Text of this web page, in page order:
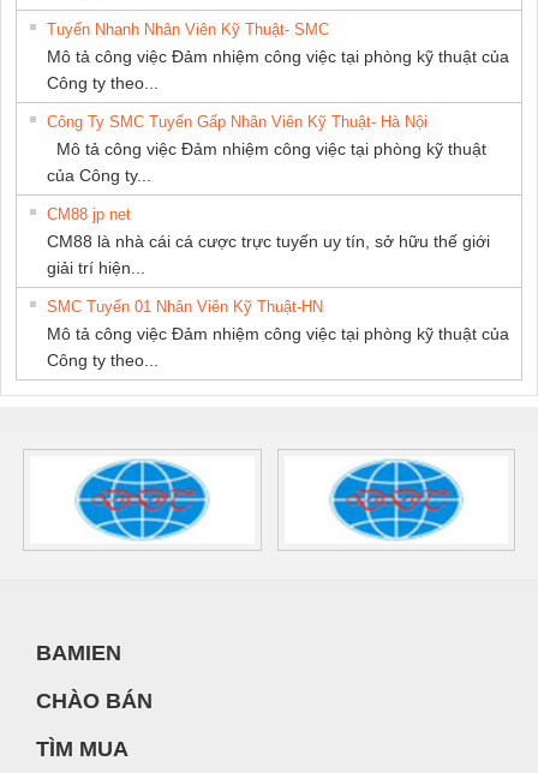
Tuyển Nhanh Nhân Viên Kỹ Thuật- SMC
Mô tả công việc Đảm nhiệm công việc tại phòng kỹ thuật của
Công ty theo...
Công Ty SMC Tuyển Gấp Nhân Viên Kỹ Thuật- Hà Nội
Mô tả công việc Đảm nhiệm công việc tại phòng kỹ thuật
của Công ty...
CM88 jp net
CM88 là nhà cái cá cược trực tuyến uy tín, sở hữu thế giới
giải trí hiện...
SMC Tuyển 01 Nhân Viên Kỹ Thuật-HN
Mô tả công việc Đảm nhiệm công việc tại phòng kỹ thuật của
Công ty theo...
BAMIEN
CHÀO BÁN
TÌM MUA